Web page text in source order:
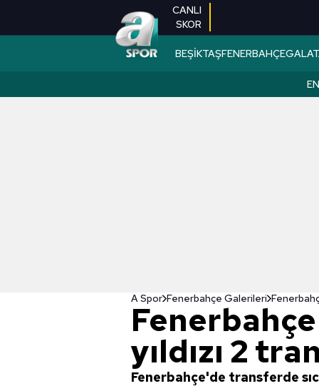
CANLI
SKOR
BEŞİKTAŞFENERBAHÇE
A Spor Fenerbahçe Galerileri
yıldızı 2
Fenerbahçe'de transferde